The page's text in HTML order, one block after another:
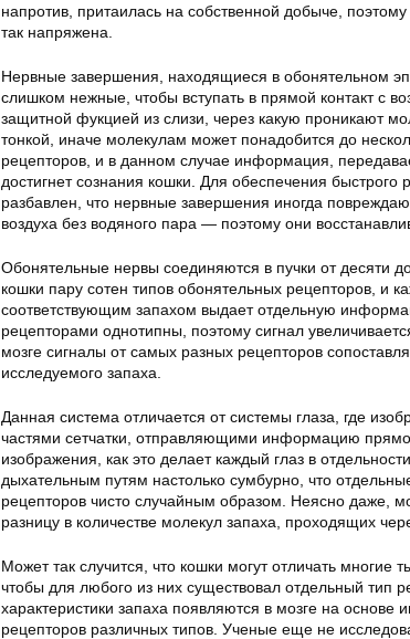
напротив, притаилась на собственной добыче,
так напряжена.
Нервные завершения, находящиеся в обонятельном
слишком нежные, чтобы вступать в прямой контакт с
защитной фукцией из слизи, через какую проникают
тонкой, иначе молекулам может понадобится до
рецепторов, и в данном случае информация,
достигнет сознания кошки. Для обеспечения быстрого
разбавлен, что нервные завершения иногда
воздуха без водяного пара — поэтому они
Обонятельные нервы соединяются в пучки от десяти
кошки пару сотен типов обонятельных рецепторов, и
соответствующим запахом выдает отдельную
рецепторами однотипны, поэтому сигнал
мозге сигналы от самых разных рецепторов
исследуемого запаха.
Данная система отличается от системы глаза, где
частями сетчатки, отправляющими информацию прямо
изображения, как это делает каждый глаз в
дыхательным путям настолько сумбурно, что
рецепторов чисто случайным образом. Неясно даже,
разницу в количестве молекул запаха, проходящих
Может так случится, что кошки могут отличать многие
чтобы для любого из них существовал отдельный тип
характеристики запаха появляются в мозге на
рецепторов различных типов. Ученые еще не